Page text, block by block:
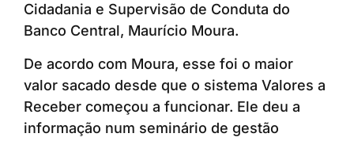
Cidadania e Supervisão de Conduta do
Banco Central, Maurício Moura.
De acordo com Moura, esse foi o maior
valor sacado desde que o sistema Valores a
Receber começou a funcionar. Ele deu a
informação num seminário de gestão